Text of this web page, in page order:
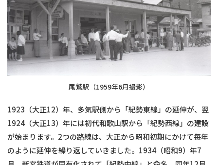
尾鷲駅（1959年6月撮影）
1923（大正12）年、多気駅側から「紀勢東線」の延伸が、翌
1924（大正13）年には初代和歌山駅から「紀勢西線」の建設
が始まります。2つの路線は、大正から昭和初期にかけて毎年
のように延伸を繰り返していきました。1934（昭和9）年7